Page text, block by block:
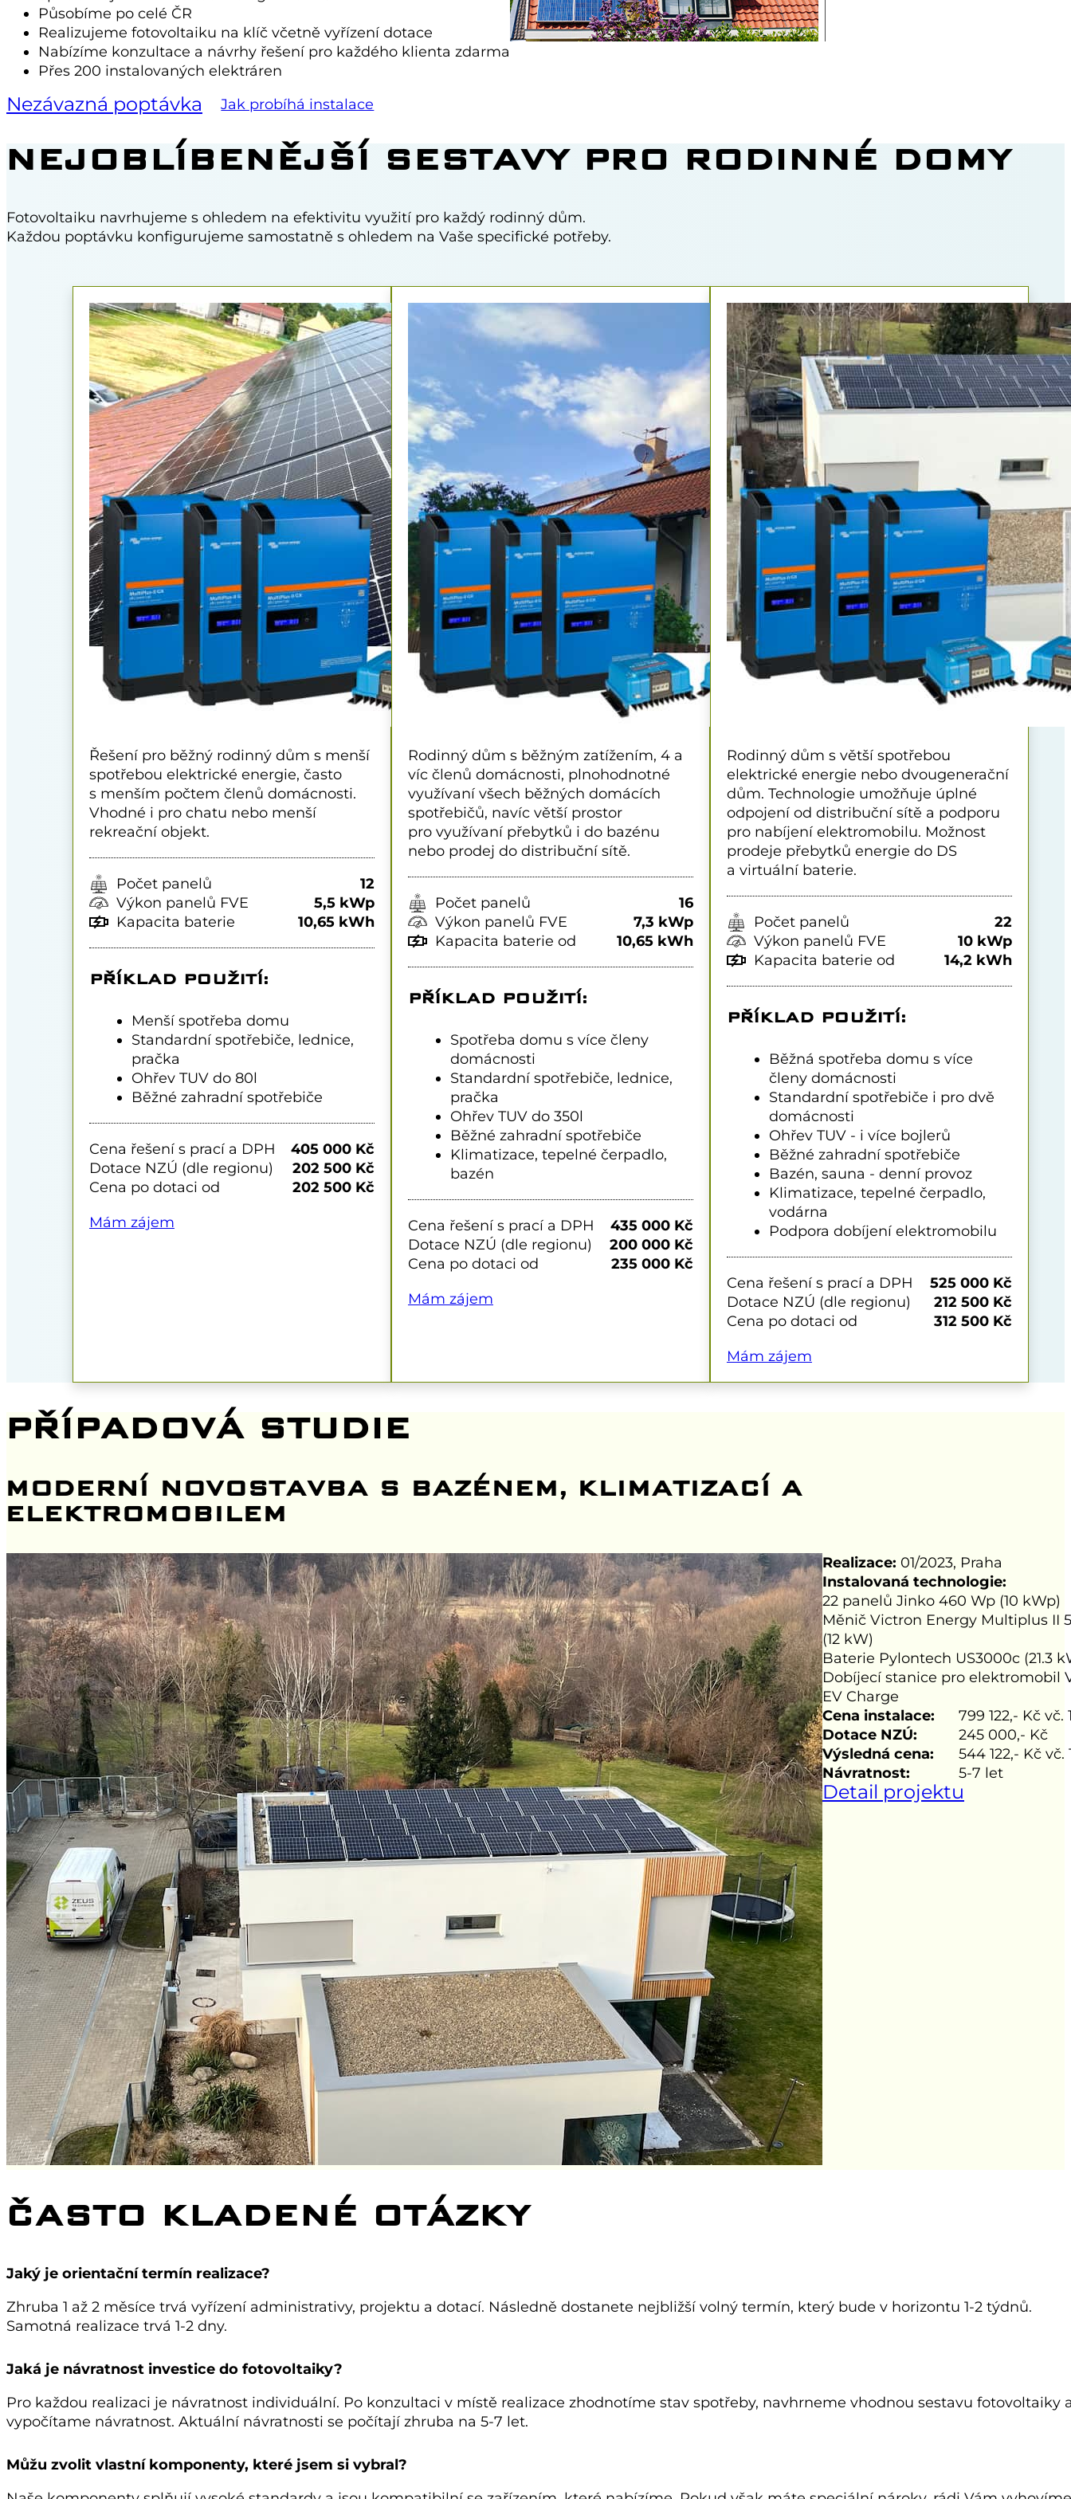
Působíme po celé ČR
Realizujeme fotovoltaiku na klíč včetně vyřízení dotace
Nabízíme konzultace a návrhy řešení pro každého klienta zdarma
Přes 200 instalovaných elektráren
Nezávazná poptávka Jak probíhá instalace
NEJOBLÍBENĚJŠÍ SESTAVY PRO RODINNÉ DOMY
Fotovoltaiku navrhujeme s ohledem na efektivitu využití pro každý rodinný dům.
Každou poptávku konfigurujeme samostatně s ohledem na Vaše specifické potřeby.
Řešení pro běžný rodinný dům s menší
spotřebou elektrické energie, často
s menším počtem členů domácnosti.
Vhodné i pro chatu nebo menší
rekreační objekt.
Počet panelů
12
Výkon panelů FVE
5,5 kWp
Kapacita baterie
10,65 kWh
PŘÍKLAD POUŽITÍ:
Menší spotřeba domu
Standardní spotřebiče, lednice,
pračka
Ohřev TUV do 80l
Běžné zahradní spotřebiče
Cena řešení s prací a DPH
405 000 Kč
Dotace NZÚ (dle regionu)
202 500 Kč
Cena po dotaci od
202 500 Kč
Mám zájem
Rodinný dům s běžným zatížením, 4 a
víc členů domácnosti, plnohodnotné
využívaní všech běžných domácích
spotřebičů, navíc větší prostor
pro využívaní přebytků i do bazénu
nebo prodej do distribuční sítě.
Počet panelů
16
Výkon panelů FVE
7,3 kWp
Kapacita baterie od
10,65 kWh
PŘÍKLAD POUŽITÍ:
Spotřeba domu s více členy
domácnosti
Standardní spotřebiče, lednice,
pračka
Ohřev TUV do 350l
Běžné zahradní spotřebiče
Klimatizace, tepelné čerpadlo,
bazén
Cena řešení s prací a DPH
435 000 Kč
Dotace NZÚ (dle regionu)
200 000 Kč
Cena po dotaci od
235 000 Kč
Mám zájem
Rodinný dům s větší spotřebou
elektrické energie nebo dvougenerační
dům. Technologie umožňuje úplné
odpojení od distribuční sítě a podporu
pro nabíjení elektromobilu. Možnost
prodeje přebytků energie do DS
a virtuální baterie.
Počet panelů
22
Výkon panelů FVE
10 kWp
Kapacita baterie od
14,2 kWh
PŘÍKLAD POUŽITÍ:
Běžná spotřeba domu s více
členy domácnosti
Standardní spotřebiče i pro dvě
domácnosti
Ohřev TUV - i více bojlerů
Běžné zahradní spotřebiče
Bazén, sauna - denní provoz
Klimatizace, tepelné čerpadlo,
vodárna
Podpora dobíjení elektromobilu
Cena řešení s prací a DPH
525 000 Kč
Dotace NZÚ (dle regionu)
212 500 Kč
Cena po dotaci od
312 500 Kč
Mám zájem
PŘÍPADOVÁ STUDIE
MODERNÍ NOVOSTAVBA S BAZÉNEM, KLIMATIZACÍ A
ELEKTROMOBILEM
Realizace: 01/2023, Praha
Instalovaná technologie:
22 panelů Jinko 460 Wp (10 kWp)
Měnič Victron Energy Multiplus II
(12 kW)
Baterie Pylontech US3000c (21.3
Dobíjecí stanice pro elektromobil
EV Charge
Cena instalace:
799 122,- Kč vč.
Dotace NZÚ:
245 000,- Kč
Výsledná cena:
544 122,- Kč vč.
Návratnost:
5-7 let
Detail projektu
ČASTO KLADENÉ OTÁZKY
Jaký je orientační termín realizace?
Zhruba 1 až 2 měsíce trvá vyřízení administrativy, projektu a dotací. Následně dostanete nejbližší volný termín, který bude v horizontu 1-2 týdnů.
Samotná realizace trvá 1-2 dny.
Jaká je návratnost investice do fotovoltaiky?
Pro každou realizaci je návratnost individuální. Po konzultaci v místě realizace zhodnotíme stav spotřeby, navhrneme vhodnou sestavu fotovoltaiky
vypočítame návratnost. Aktuální návratnosti se počítají zhruba na 5-7 let.
Můžu zvolit vlastní komponenty, které jsem si vybral?